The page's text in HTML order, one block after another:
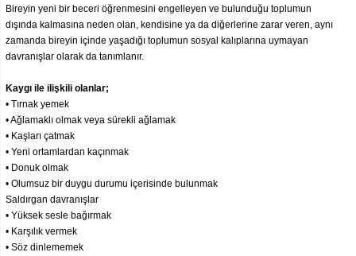
Bireyin yeni bir beceri öğrenmesini engelleyen ve bulunduğu toplumun
dışında kalmasına neden olan, kendisine ya da diğerlerine zarar veren, aynı
zamanda bireyin içinde yaşadığı toplumun sosyal kalıplarına uymayan
davranışlar olarak da tanımlanır.
Kaygı ile ilişkili olanlar;
• Tırnak yemek
• Ağlamaklı olmak veya sürekli ağlamak
• Kaşları çatmak
• Yeni ortamlardan kaçınmak
• Donuk olmak
• Olumsuz bir duygu durumu içerisinde bulunmak
Saldırgan davranışlar
• Yüksek sesle bağırmak
• Karşılık vermek
• Söz dinlememek